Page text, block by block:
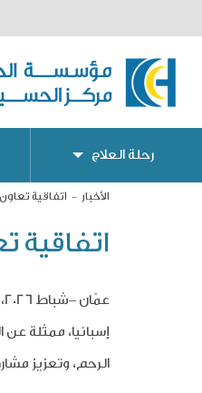
رحلة العلاج
الأخبار اتفاقية
اتفاقية
عمّان –شباط 2026
إسبانيا، ممثلة عن
الرحم، وتعزيز